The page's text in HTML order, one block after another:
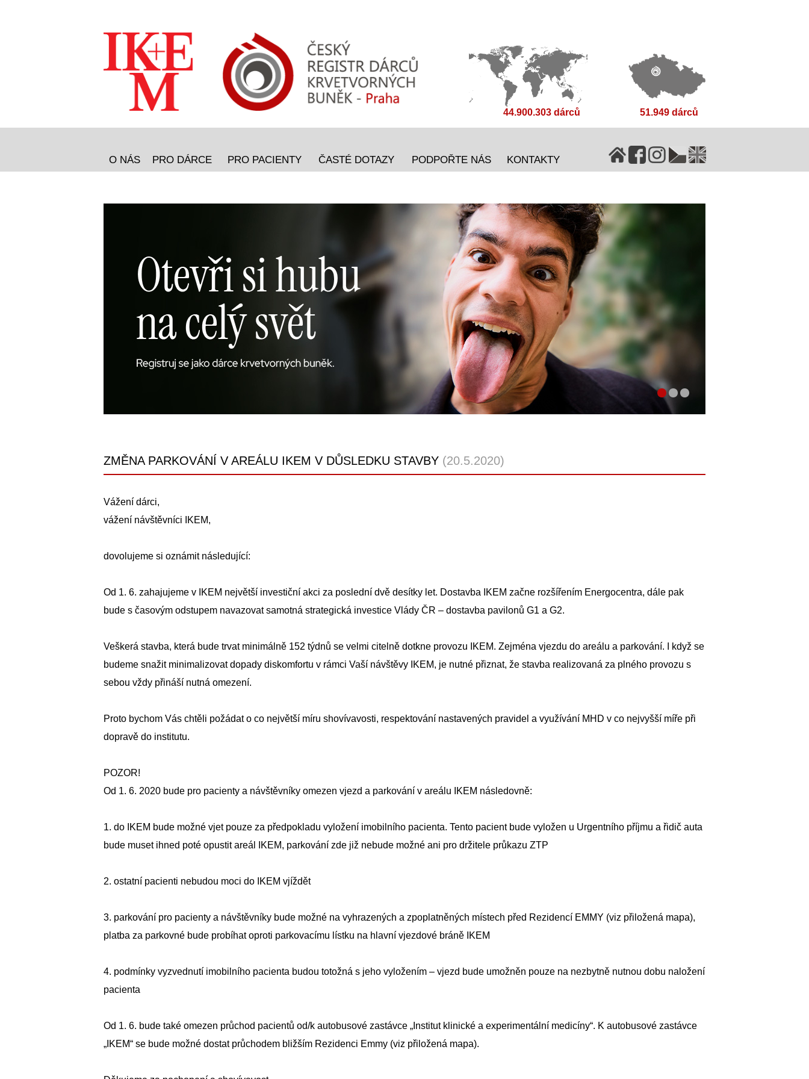
44.900.303 dárců 51.949 dárců
O NÁS PRO DÁRCE PRO PACIENTY ČASTÉ DOTAZY PODPOŘTE NÁS KONTAKTY
ZMĚNA PARKOVÁNÍ V AREÁLU IKEM V DŮSLEDKU STAVBY (20.5.2020)
Vážení dárci,
vážení návštěvníci IKEM,
dovolujeme si oznámit následující:
Od 1. 6. zahajujeme v IKEM největší investiční akci za poslední dvě desítky let. Dostavba IKEM začne rozšířením Energocentra, dále pak
bude s časovým odstupem navazovat samotná strategická investice Vlády ČR – dostavba pavilonů G1 a G2.
Veškerá stavba, která bude trvat minimálně 152 týdnů se velmi citelně dotkne provozu IKEM. Zejména vjezdu do areálu a parkování. I když se
budeme snažit minimalizovat dopady diskomfortu v rámci Vaší návštěvy IKEM, je nutné přiznat, že stavba realizovaná za plného provozu s
sebou vždy přináší nutná omezení.
Proto bychom Vás chtěli požádat o co největší míru shovívavosti, respektování nastavených pravidel a využívání MHD v co nejvyšší míře při
dopravě do institutu.
POZOR!
Od 1. 6. 2020 bude pro pacienty a návštěvníky omezen vjezd a parkování v areálu IKEM následovně:
1. do IKEM bude možné vjet pouze za předpokladu vyložení imobilního pacienta. Tento pacient bude vyložen u Urgentního příjmu a řidič auta
bude muset ihned poté opustit areál IKEM, parkování zde již nebude možné ani pro držitele průkazu ZTP
2. ostatní pacienti nebudou moci do IKEM vjíždět
3. parkování pro pacienty a návštěvníky bude možné na vyhrazených a zpoplatněných místech před Rezidencí EMMY (viz přiložená mapa),
platba za parkovné bude probíhat oproti parkovacímu lístku na hlavní vjezdové bráně IKEM
4. podmínky vyzvednutí imobilního pacienta budou totožná s jeho vyložením – vjezd bude umožněn pouze na nezbytně nutnou dobu naložení
pacienta
Od 1. 6. bude také omezen průchod pacientů od/k autobusové zastávce „Institut klinické a experimentální medicíny“. K autobusové zastávce
„IKEM“ se bude možné dostat průchodem bližším Rezidenci Emmy (viz přiložená mapa).